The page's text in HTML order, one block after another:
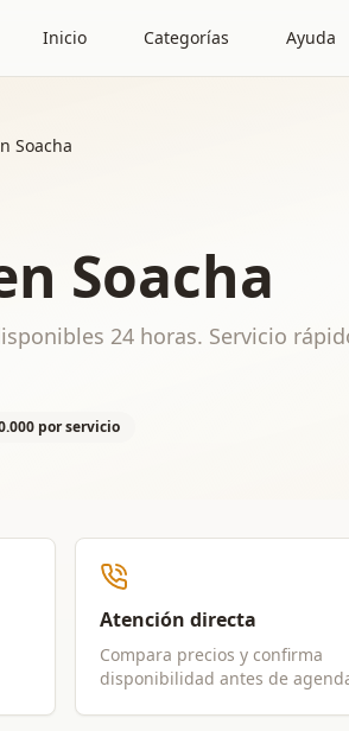
Inicio Categorías Ayuda
Soacha
Soacha
24 horas. Servicio
por servicio
Atención directa
Compara precios y confirma
disponibilidad antes de